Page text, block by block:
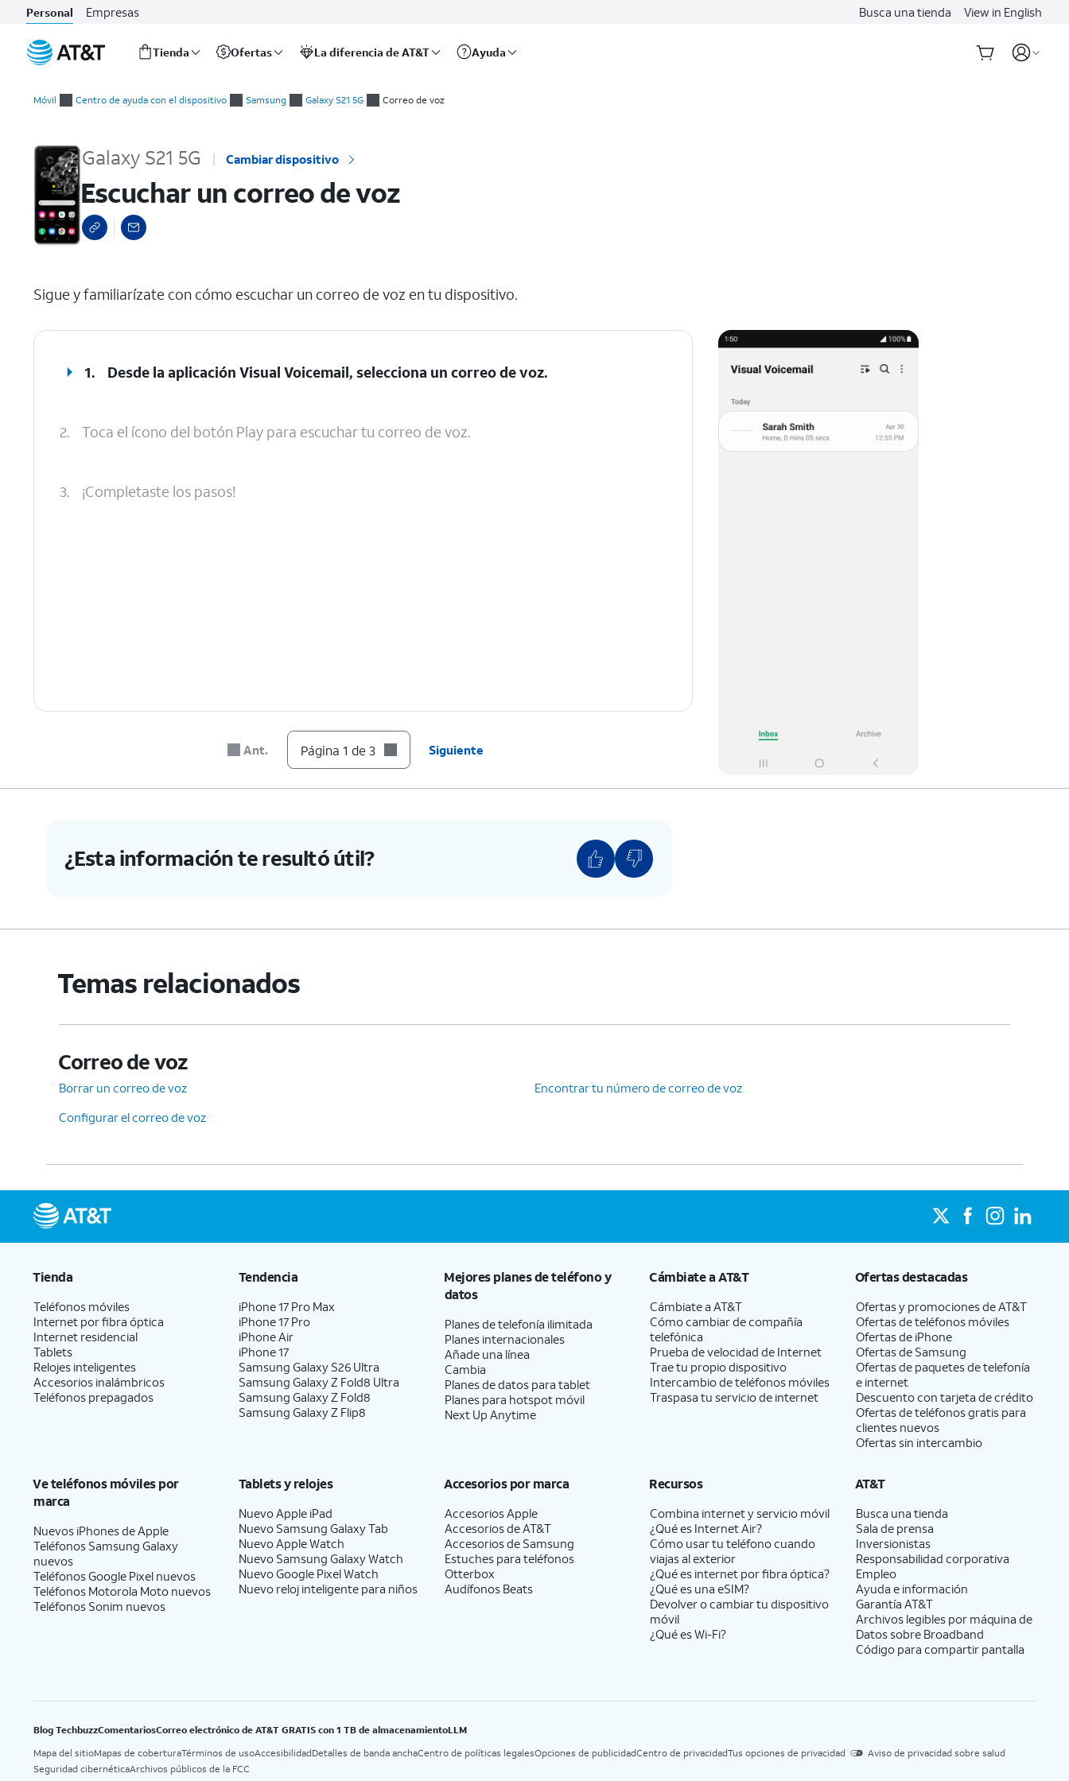
Personal Empresas Busca una tienda View in English
Tienda Ofertas La diferencia de AT&T Ayuda
Móvil Centro de ayuda con el dispositivo Samsung Galaxy S21 5G Correo de voz
Galaxy S21 5G Cambiar dispositivo
Escuchar un correo de voz
Sigue y familiarízate con cómo escuchar un correo de voz en tu dispositivo.
1. Desde la aplicación Visual Voicemail, selecciona un correo de voz.
2. Toca el ícono del botón Play para escuchar tu correo de voz.
3. ¡Completaste los pasos!
Ant. Página 1 de 3 Siguiente
¿Esta información te resultó útil?
Temas relacionados
Correo de voz
Borrar un correo de voz
Encontrar tu número de correo de voz
Configurar el correo de voz
Tienda
Teléfonos móviles
Internet por fibra óptica
Internet residencial
Tablets
Relojes inteligentes
Accesorios inalámbricos
Teléfonos prepagados
Tendencia
iPhone 17 Pro Max
iPhone 17 Pro
iPhone Air
iPhone 17
Samsung Galaxy S26 Ultra
Samsung Galaxy Z Fold8 Ultra
Samsung Galaxy Z Fold8
Samsung Galaxy Z Flip8
Mejores planes de teléfono y
datos
Planes de telefonía ilimitada
Planes internacionales
Añade una línea
Cambia
Planes de datos para tablet
Planes para hotspot móvil
Next Up Anytime
Cámbiate aAT&T
Cámbiate aAT&T
Cómo cambiar de compañía
telefónica
Prueba de velocidad de Internet
Trae tu propio dispositivo
Intercambio de teléfonos móviles
Traspasa tu servicio de internet
Ofertas destacadas
Ofertas y promociones deAT&T
Ofertas de teléfonos móviles
Ofertas de iPhone
Ofertas de Samsung
Ofertas de paquetes de telefonía
e internet
Descuento con tarjeta de crédito
Ofertas de teléfonos gratis para
clientes nuevos
Ofertas sin intercambio
Ve teléfonos móviles por
marca
Nuevos iPhones de Apple
Teléfonos Samsung Galaxy
nuevos
Teléfonos Google Pixel nuevos
Teléfonos Motorola Moto nuevos
Teléfonos Sonim nuevos
Tablets y relojes
Nuevo Apple iPad
Nuevo Samsung Galaxy Tab
Nuevo Apple Watch
Nuevo Samsung Galaxy Watch
Nuevo Google Pixel Watch
Nuevo reloj inteligente para niños
Accesorios por marca
Accesorios Apple
Accesorios deAT&T
Accesorios de Samsung
Estuches para teléfonos
Otterbox
Audífonos Beats
Recursos
Combina internet y servicio móvil
¿Qué es Internet Air?
Cómo usar tu teléfono cuando
viajas al exterior
¿Qué es internet por fibra óptica?
¿Qué es una eSIM?
Devolver o cambiar tu dispositivo
móvil
¿Qué es Wi-Fi?
AT&T
Busca una tienda
Sala de prensa
Inversionistas
Responsabilidad corporativa
Empleo
Ayuda e información
Garantía AT&T
Archivos legibles por máquina de
Datos sobre Broadband
Código para compartir pantalla
Blog TechbuzzComentariosCorreo electrónico de AT&T GRATIS con 1 TB de almacenamientoLLM
Mapa del sitioMapas de coberturaTérminos de usoAccesibilidadDetalles de banda anchaCentro de políticas legalesOpciones de publicidadCentro de privacidadTus opciones de privacidad
Aviso de privacidad sobre salud
Seguridad cibernéticaArchivos públicos de la FCC